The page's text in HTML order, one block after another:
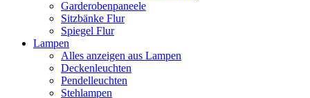
Garderobenpaneele
Sitzbänke Flur
Spiegel Flur
Lampen
Alles anzeigen aus Lampen
Deckenleuchten
Pendelleuchten
Stehlampen